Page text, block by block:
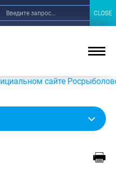
Росрыболовства в
CLOSE
CLOSE